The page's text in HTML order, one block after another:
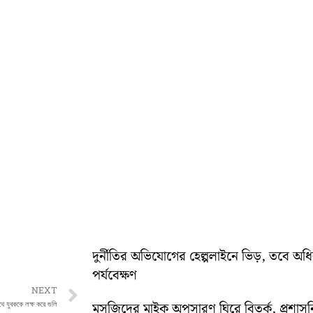
NEXT
যুবককে লক্ষ করে গুলি Next
দুর্নীতির অভিযোগের হেল্পলাইনে ভিড়, তবে
পর্যবেক্ষণ